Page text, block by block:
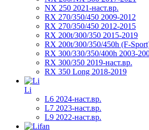
NX 250 2021-наст.вр.
RX 270/350/450 2009-2012
RX 270/350/450 2012-2015
RX 200t/300/350 2015-2019
RX 200t/300/350/450h (F-
RX 300/330/350/400h 2003-
RX 300/350 2019-наст.вр.
RX 350 Long 2018-2019
Li
L6 2024-наст.вр.
L7 2023-наст.вр.
L9 2022-наст.вр.